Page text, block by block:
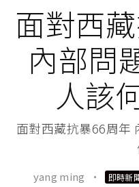
面對西
內部問
人該
面對西藏抗暴66周年
yang ming · 即時新